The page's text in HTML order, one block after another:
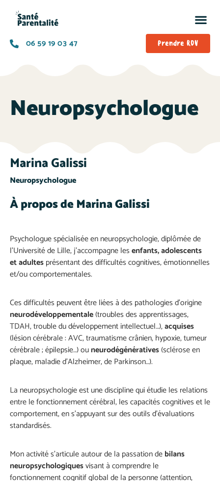
06 59 19 03 47 Prendre RDV
Neuropsychologue
Marina Galissi
Neuropsychologue
À propos de Marina Galissi
Psychologue spécialisée en neuropsychologie, diplômée de
l’Université de Lille, j’accompagne lesenfants, adolescents
et adultesprésentant des difficultés cognitives, émotionnelles
et/ou comportementales.
Ces difficultés peuvent être liées à des pathologies d’origine
neurodéveloppementale(troubles des apprentissages,
TDAH, trouble du développement intellectuel…),acquises
(lésion cérébrale : AVC, traumatisme crânien, hypoxie, tumeur
cérébrale ; épilepsie…) ouneurodégénératives(sclérose en
plaque, maladie d’Alzheimer, de Parkinson…).
La neuropsychologie est une discipline qui étudie les relations
entre le fonctionnement cérébral, les capacités cognitives et le
comportement, en s’appuyant sur des outils d’évaluations
standardisés.
Mon activité s’articule autour de la passation debilans
neuropsychologiquesvisant à comprendre le
fonctionnement cognitif global de la personne (attention,